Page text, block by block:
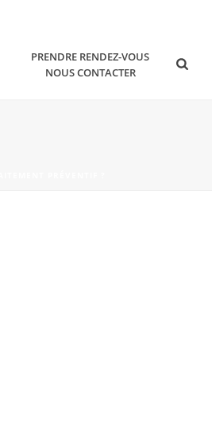
PRENDRE RENDEZ-VOUS
NOUS CONTACTER